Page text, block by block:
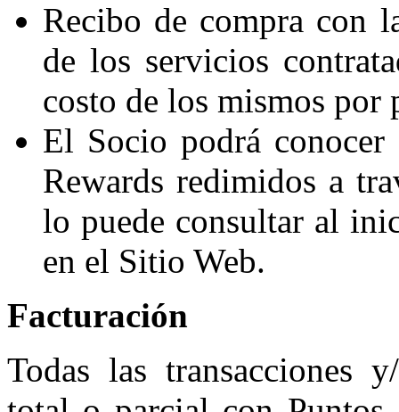
Recibo de compra con
de los servicios
costo de los mismos
El Socio podrá
Rewards redimidos a
lo puede consultar al
en el Sitio Web.
Facturación
Todas las transacciones